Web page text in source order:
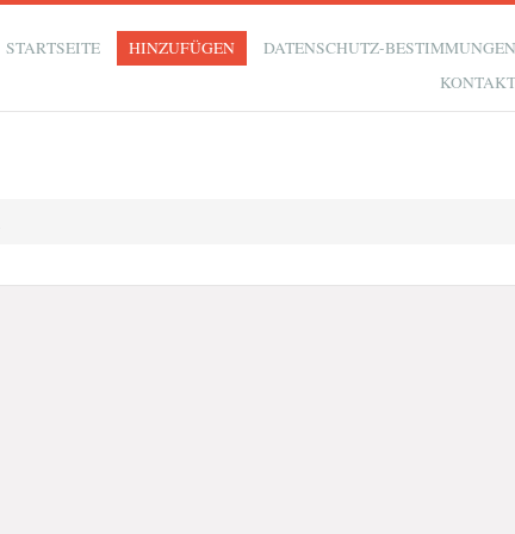
STARTSEITE HINZUFÜGEN
DATENSCHUTZ-